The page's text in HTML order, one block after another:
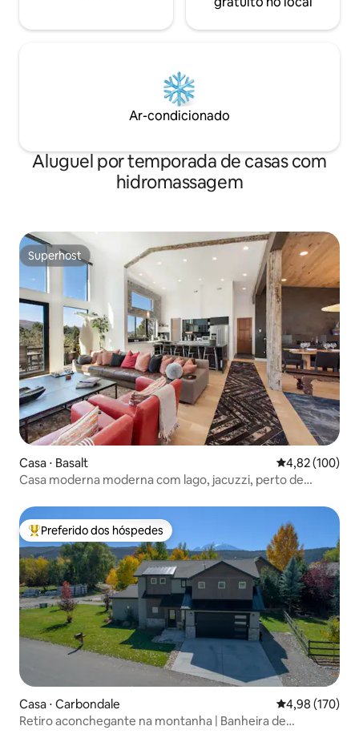
Ar-condicionado
Aluguel por temporada de casas com
hidromassagem
Superhost
Superhost
Casa ⋅ Basalt 4,82 de uma
4,82 (100)
Casa moderna moderna com lago, jacuzzi, perto de
Entre os melhores preferidos dos hóspedes
Preferido dos hóspedes
Casa ⋅ Carbondale 4,98 de uma
4,98 (170)
Retiro aconchegante na montanha | Banheira de